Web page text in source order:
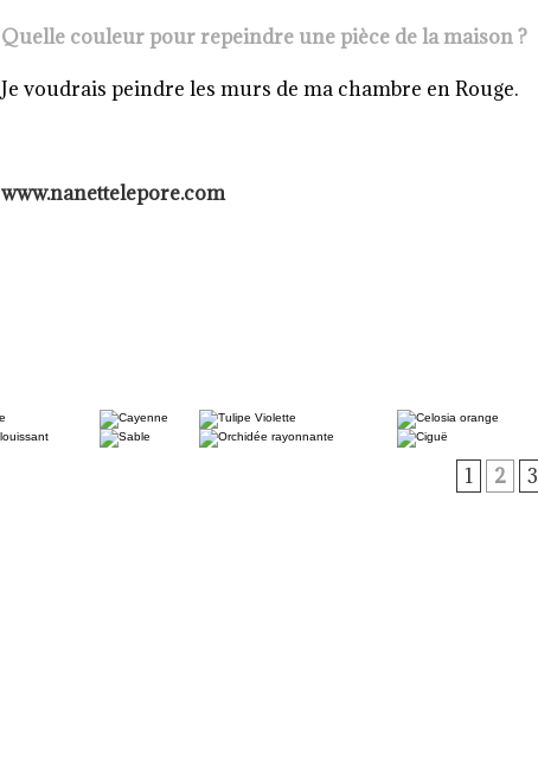
Quelle couleur pour repeindre une pièce de la maison ?
Je voudrais peindre les murs de ma chambre en Rouge.
www.nanettelepore.com
1 2 3